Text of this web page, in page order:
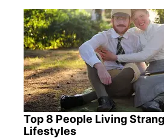
Top 8 People Living
Lifestyles